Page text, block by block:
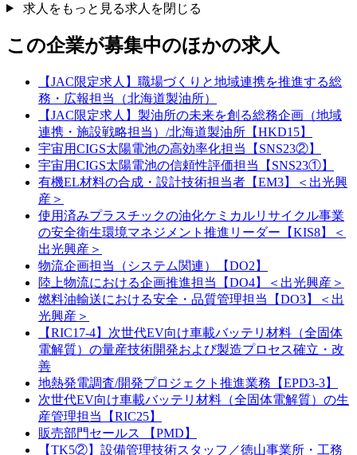
求人をもっと見る求人を閉じる
この企業が募集中のほかの求人
【JAC限定求人】職場づくりと地域連携を推進する総
務・広報担当（北海道製油所）
【JAC限定求人】製油所の未来を創る総務企画（地域
連携・施設戦略担当）/北海道製油所【HKD15】
宇宙用CIGS太陽電池の高効率化担当【SNS23②】
宇宙用CIGS太陽電池の信頼性評価担当【SNS23①】
有機EL材料の合成・設計技術担当者【EM3】＜出光興
産＞
使用済みプラスチックの油化ケミカルリサイクル事業
の安全衛生環境マネジメント推進リーダー【KIS8】＜
出光興産＞
物流企画担当（システム関連）【DO2】
陸上物流における企画推進担当【DO4】＜出光興産＞
燃料油輸送における安全・品質管理担当【DO3】＜出
光興産＞
【RIC17-4】次世代EV向け車載バッテリ材料（全固体
電解質）の量産技術開発および製造プロセス確立・改
善
地熱発電調査/開発プロジェクト推進業務【EPD3-3】
次世代EV向け車載バッテリ材料（全固体電解質）の生
産管理担当【RIC25】
販売部門セールス 【PMD】
【TK5②】設備管理技術スタッフ／徳山事業所・工務